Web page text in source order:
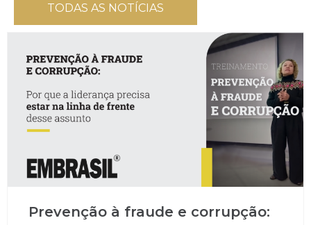
TODAS AS NOTÍCIAS
Prevenção à fraude e corrupção: